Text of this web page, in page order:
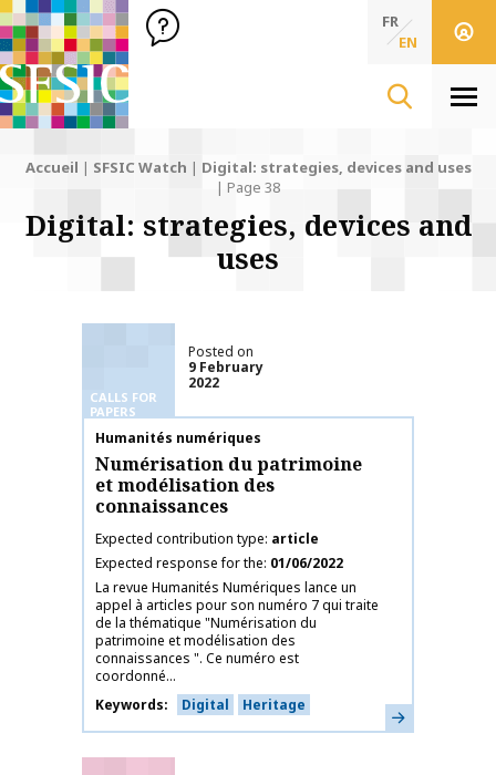
SFSIC Société Française des Sciences de l'Information & de
Société Française des Sciences de
FR
EN
Accueil | SFSIC Watch | Digital: strategies, devices and uses
| Page 38
Digital: strategies, devices and
uses
CALLS FOR
PAPERS
Posted on
9 February
2022
Publication name
Humanités numériques
Numérisation du patrimoine
et modélisation des
connaissances
Expected contribution type article
Expected response for the 01/06/2022
La revue Humanités Numériques lance un
appel à articles pour son numéro 7 qui traite
de la thématique "Numérisation du
patrimoine et modélisation des
connaissances ". Ce numéro est
coordonné...
Keywords
Digital Heritage Learn more